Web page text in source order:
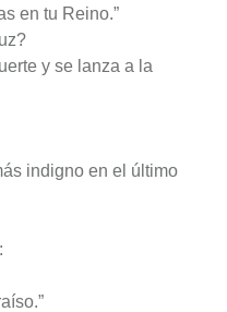
en tu Reino.”
y se lanza a la
indigno en el último